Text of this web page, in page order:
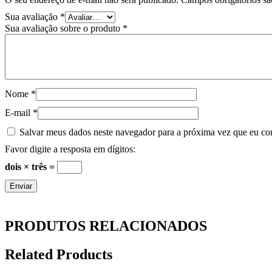
Sua avaliação *
Sua avaliação sobre o produto *
Nome *
E-mail *
Salvar meus dados neste navegador para a próxima vez que eu
Favor digite a resposta em dígitos:
dois × três =
PRODUTOS RELACIONADOS
Related Products